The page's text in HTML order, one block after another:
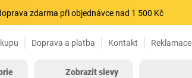
zdarma při objednávce nad 1 500 Kč
Doprava a platba Kontakt Reklamace
Zobrazit slevy